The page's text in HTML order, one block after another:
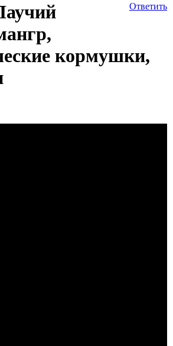
Ответить
кормушки,